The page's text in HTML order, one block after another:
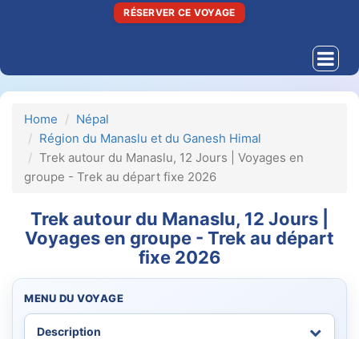
RÉSERVER CE VOYAGE
Home
Népal
Région du Manaslu et du Ganesh Himal
Trek autour du Manaslu, 12 Jours | Voyages en
groupe - Trek au départ fixe 2026
Trek autour du Manaslu, 12 Jours |
Voyages en groupe - Trek au départ
fixe 2026
MENU DU VOYAGE